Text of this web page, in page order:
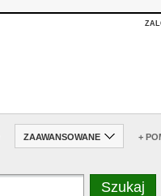
ZAAWANSOWANE +